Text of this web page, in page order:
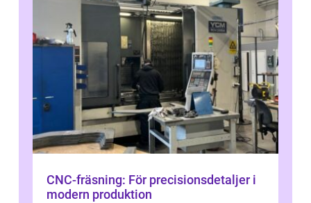
CNC-fräsning: För precisionsdetaljer i
modern produktion